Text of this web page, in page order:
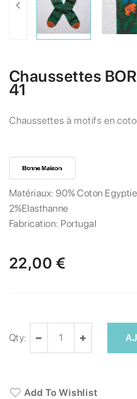
Chaussettes
41
Chaussettes à motifs en
Matériaux:90% Coton
2%Elasthanne
Fabrication: Portugal
22,00 €
Qty:
Add To Wishlist